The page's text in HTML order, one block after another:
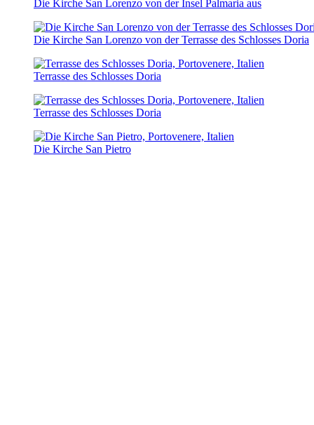
Die Kirche San Lorenzo von der Insel Palmaria aus
Die Kirche San Lorenzo von der Terrasse des Schlosses Doria
Terrasse des Schlosses Doria
Terrasse des Schlosses Doria
Die Kirche San Pietro